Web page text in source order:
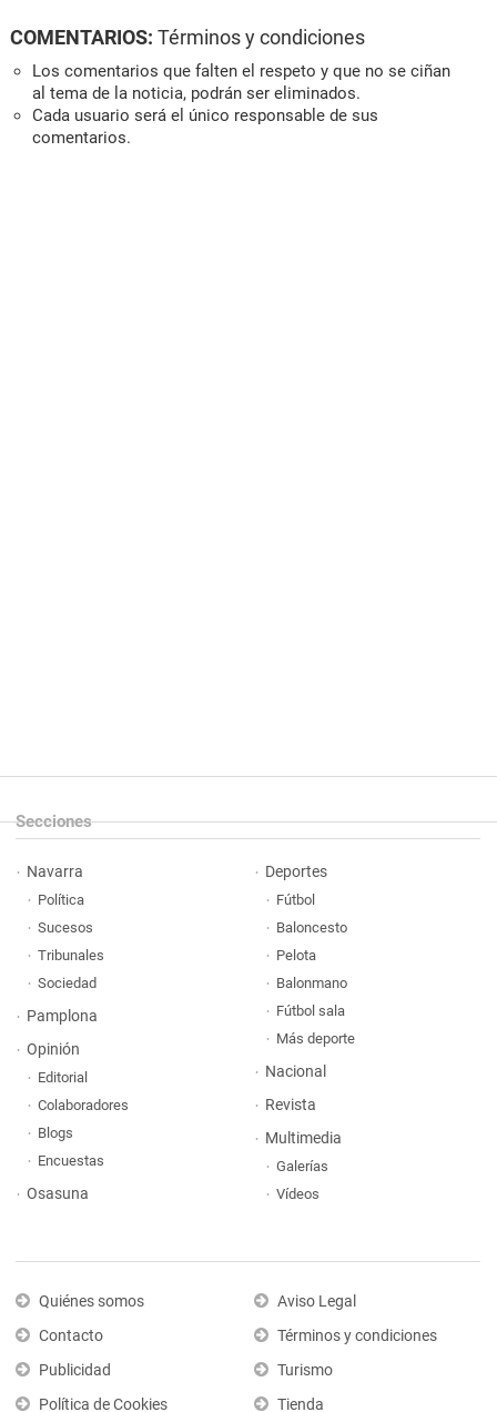
COMENTARIOS: Términos y condiciones
Los comentarios que falten el respeto y que no se ciñan
al tema de la noticia, podrán ser eliminados.
Cada usuario será el único responsable de sus
comentarios.
Secciones
Navarra
Política
Sucesos
Tribunales
Sociedad
Pamplona
Opinión
Editorial
Colaboradores
Blogs
Encuestas
Osasuna
Deportes
Fútbol
Baloncesto
Pelota
Balonmano
Fútbol sala
Más deporte
Nacional
Revista
Multimedia
Galerías
Vídeos
Quiénes somos
Contacto
Publicidad
Política de Cookies
Aviso Legal
Términos y condiciones
Turismo
Tienda